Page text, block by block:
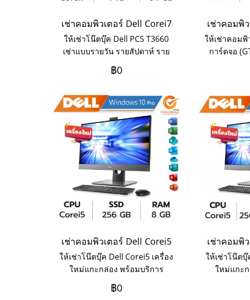
เช่าคอมพิวเตอร์ Dell Corei7
ให้เช่าโน๊ตบุ๊ค Dell PCS T3660
เช่าแบบรายวัน รายสัปดาห์ ราย
เดือน เช่า 3 เดือนขึ้นไปมีราคา
พิเศษ ทักไลน์สอบถามได้เลยค่ะ
฿0
เช่าคอมพิ
ให้เช่าคอมพิ
การ์ดจอ
แกะกล่อง
Service ร
ปี ให้
เช่าคอมพิวเตอร์ Dell Corei5
ให้เช่าโน๊ตบุ๊ค Dell Corei5 เครื่อง
ใหม่แกะกล่อง พร้อมบริการ
Onsite Service ระยะเช่า 3ปี
ชำระเป็นรายเดือน หากต้องการ
฿0
เช่าคอมพิ
ให้เช่าโน๊ตบุ๊
ใหม่แกะ
Onsite
ชำระเป็นร